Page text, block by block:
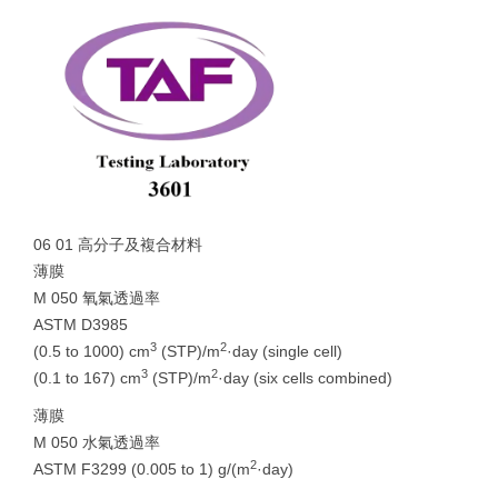
06 01 高分子及複合材料
薄膜
M 050 氧氣透過率
ASTM D3985
(0.5 to 1000) cm3 (STP)/m2·day (single cell)
(0.1 to 167) cm3 (STP)/m2·day (six cells combined)
薄膜
M 050 水氣透過率
ASTM F3299 (0.005 to 1) g/(m2·day)